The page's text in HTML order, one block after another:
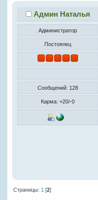
Админ Наталья
Администратор
Постоялец
Сообщений: 128
Карма: +20/-0
Страницы: 1 [2]